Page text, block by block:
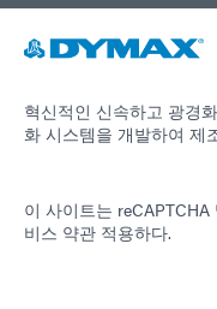
혁신적인 신속하고 광경
화 시스템을 개발하여 제
이 사이트는 reCAPTCHA
비스 약관 적용하다.